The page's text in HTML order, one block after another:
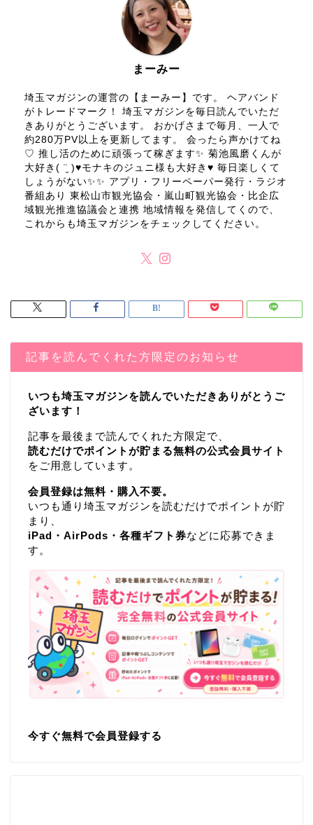
まーみー
埼玉マガジンの運営の【まーみー】です。 ヘアバンド
がトレードマーク！ 埼玉マガジンを毎日読んでいただ
きありがとうございます。 おかげさまで毎月、一人で
約280万PV以上を更新してます。 会ったら声かけてね
♡ 推し活のために頑張って稼ぎます✨ 菊池風磨くんが
大好き( ¨̮ )♥モナキのジュニ様も大好き♥ 毎日楽しくて
しょうがない✨✨ アプリ・フリーペーパー発行・ラジオ
番組あり 東松山市観光協会・嵐山町観光協会・比企広
域観光推進協議会と連携 地域情報を発信してくので、
これからも埼玉マガジンをチェックしてください。
記事を読んでくれた方限定のお知らせ
いつも埼玉マガジンを読んでいただきありがとうご
ざいます！
記事を最後まで読んでくれた方限定で、
読むだけでポイントが貯まる無料の公式会員サイト
をご用意しています。
会員登録は無料・購入不要。
いつも通り埼玉マガジンを読むだけでポイントが貯
まり、
iPad・AirPods・各種ギフト券などに応募できま
す。
今すぐ無料で会員登録する